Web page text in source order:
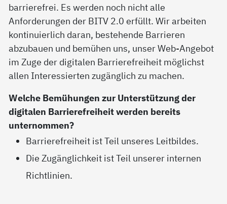
barrierefrei. Es werden noch nicht alle
Anforderungen der BITV 2.0 erfüllt. Wir arbeiten
kontinuierlich daran, bestehende Barrieren
abzubauen und bemühen uns, unser Web-Angebot
im Zuge der digitalen Barrierefreiheit möglichst
allen Interessierten zugänglich zu machen.
Welche Bemühungen zur Unterstützung der
digitalen Barrierefreiheit werden bereits
unternommen?
Barrierefreiheit ist Teil unseres Leitbildes.
Die Zugänglichkeit ist Teil unserer internen
Richtlinien.